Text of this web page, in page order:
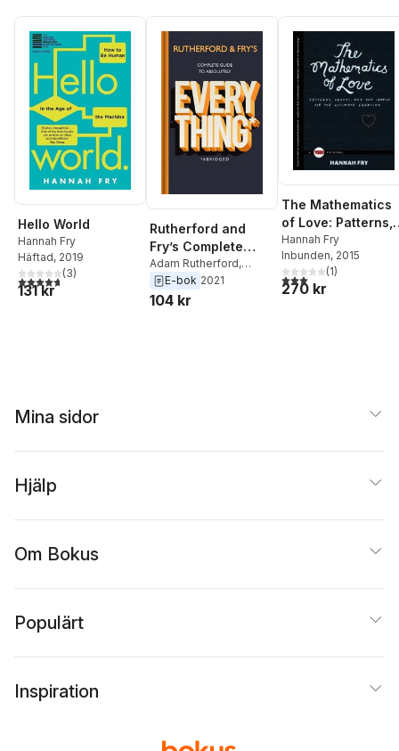
Hello World
Hannah Fry
Häftad, 2019
4,7utav 5 stjärnor. Totalt antal röster:
(3)
131 kr
Rutherford and
Fry’s Complete
Guide to Absolutely
Everything
(Abridged)
Adam Rutherford,
Hannah Fry
E-bok 2021
104 kr
The Mathematics
of Love: Patterns,
Proofs, and the
Search for the
Ultimate Equation
Hannah Fry
Inbunden, 2015
3,0utav 5 stjärnor.
(1)
270 kr
Mina sidor
Hjälp
Om Bokus
Populärt
Inspiration